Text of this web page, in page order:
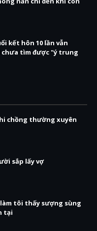
kết hôn 10 lần vẫn
tìm được "ý trung
chồng thường xuyên
sắp lấy vợ
tôi thấy sượng sùng
tại